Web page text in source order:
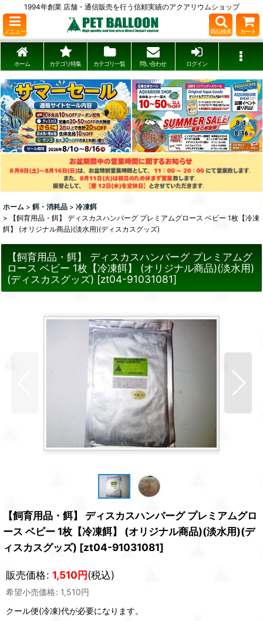
1994年創業 店舗・通信販売を行う信頼実績のアクアリウムショップ
メニュー 商品検索 カート
ホーム カテゴリ特集 カテゴリ一覧 問い合わせ ログイン
ホーム > 餌・消耗品 > 冷凍餌
>
【飼育用品・餌】 ディスカスハンバーグ プレミアムグロース ベビー 1枚【冷凍
餌】 (オリジナル商品)(淡水用)(ディスカスグッズ)
【飼育用品・餌】 ディスカスハンバーグ プレミアムグ
ロース ベビー 1枚【冷凍餌】 (オリジナル商品)(淡水用)
(ディスカスグッズ) [zt04-91031081]
【飼育用品・餌】 ディスカスハンバーグ プレミアムグロ
ース ベビー 1枚【冷凍餌】 (オリジナル商品)(淡水用)(デ
ィスカスグッズ) [zt04-91031081]
販売価格: 1,510円(税込)
希望小売価格: 1,510円
クール便(冷凍)代が必要になります。